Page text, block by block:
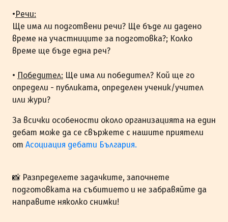
•Речи:
Ще има ли подготвени речи? Ще бъде ли дадено
време на участниците за подготовка?; Колко
време ще бъде една реч?
• Победител: Ще има ли победител? Кой ще го
определи - публиката, определен ученик/учител
или жури?
За всички особености около организацията на един
дебат може да се свържете с нашите приятели
от Асоциация дебати България.
📸 Разпределете задачките, започнете
подготовката на събитието и не забравяйте да
направите няколко снимки!